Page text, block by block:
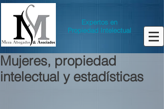
Expertos en
Propiedad Intelectual
Mujeres, propiedad
intelectual y estadísticas